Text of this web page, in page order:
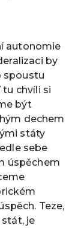
autonomie
by
spoustu
tu chvíli si
být
dechem
státy
sebe
úspěchem
Teze,
stát, je